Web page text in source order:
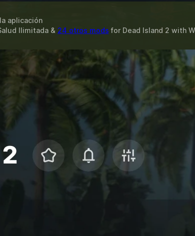
aplicación
Ilimitada & 24 otros mods for Dead Island 2 with